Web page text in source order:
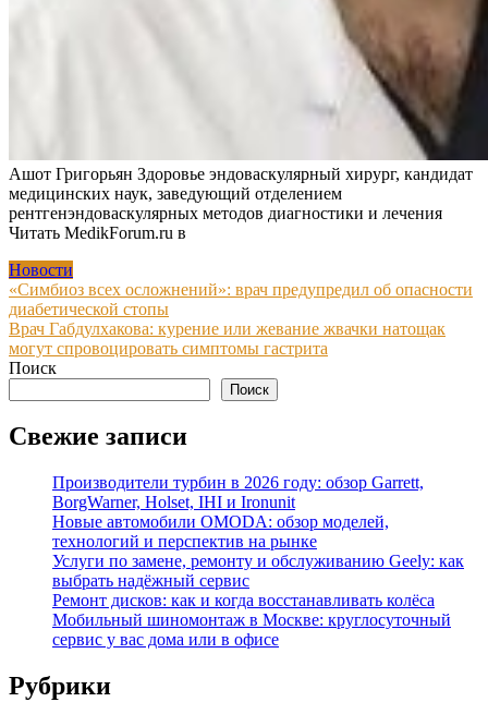
Ашот Григорьян Здоровье эндоваскулярный хирург, кандидат
медицинских наук, заведующий отделением
рентгенэндоваскулярных методов диагностики и лечения
Читать MedikForum.ru в
Новости
Навигация
по
записям
«Симбиоз всех осложнений»: врач предупредил об опасности
диабетической стопы
Врач Габдулхакова: курение или жевание жвачки натощак
могут спровоцировать симптомы гастрита
Поиск
Поиск
Свежие записи
Производители турбин в 2026 году: обзор Garrett,
BorgWarner, Holset, IHI и Ironunit
Новые автомобили OMODA: обзор моделей,
технологий и перспектив на рынке
Услуги по замене, ремонту и обслуживанию Geely: как
выбрать надёжный сервис
Ремонт дисков: как и когда восстанавливать колёса
Мобильный шиномонтаж в Москве: круглосуточный
сервис у вас дома или в офисе
Рубрики